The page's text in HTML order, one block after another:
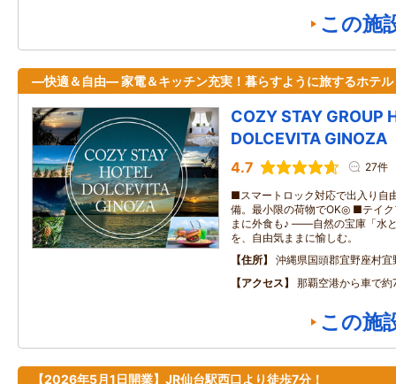
この施
―快適＆自由― 家電＆キッチン充実！暮らすように旅するホテル
COZY STAY GROUP
DOLCEVITA GINOZA
4.7 27件
■スマートロック対応で出入り自
備。最小限の荷物でOK◎ ■テイ
まに外食も♪ ――自然の宝庫「水
を、自由気ままに愉しむ。
住所
沖縄県国頭郡宜野座村
アクセス
那覇空港から車で
この施
【2026年5月1日開業】JR仙台駅西口より徒歩7分！